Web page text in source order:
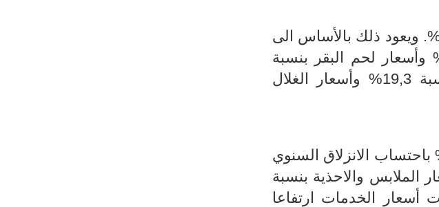
ويعود ذلك بالأساس الى
,3
% وأسعار الغلال
باحتساب الانزلاق السنوي
ارتفاع أسعار مواد البناء بنسبة 6,8% وأسعار الملابس والاحذية بنسبة
السياق شهدت أسعار الخدمات ارتفاعا